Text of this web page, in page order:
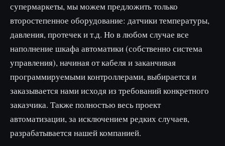
супермаркеты, мы можем предложить только
второстепенное оборудование: датчики температуры,
давления, протечек и т.д. Но в любом случае все
наполнение шкафа автоматики (собственно система
управления), начиная от кабеля и заканчивая
программируемыми контроллерами, выбирается и
заказывается нами исходя из требований конкретного
заказчика. Также полностью весь проект
автоматизации, за исключением редких случаев,
разрабатывается нашей компанией.